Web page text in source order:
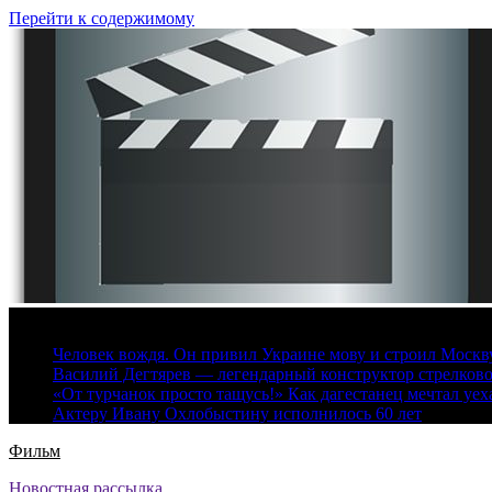
Перейти к содержимому
Человек вождя. Он привил Украине мову и строил
Василий Дегтярев — легендарный конструктор
«От турчанок просто тащусь!» Как дагестанец мечтал
Актеру Ивану Охлобыстину исполнилось 60 лет
Фильм
Новостная рассылка